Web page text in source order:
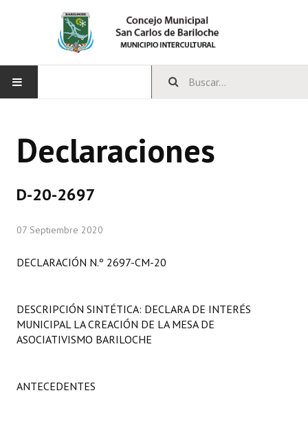
CONCEJO
Comisiones Permanentes
Comisiones Especiales
Programas
Constitución Nacional
Declaraciones
D-20-2697
07 Septiembre 2020
DECLARACIÓN N.º 2697-CM-20
DESCRIPCIÓN SINTÉTICA: DECLARA DE INTERÉS
MUNICIPAL LA CREACIÓN DE LA MESA DE
ASOCIATIVISMO BARILOCHE
ANTECEDENTES